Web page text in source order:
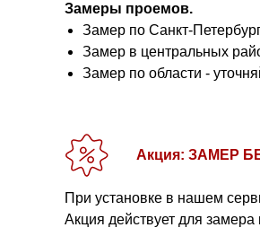
Замеры проемов.
Замер по Санкт-
Замер в центральных
Замер по области -
Акция: ЗАМЕР
При установке в нашем
Акция действует для